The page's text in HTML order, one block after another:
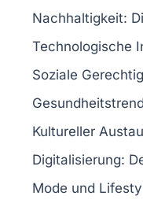
Nachhaltigkeit:
Technologische
Soziale
Kultureller
Digitalisierung:
Mode und